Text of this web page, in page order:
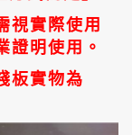
視實際使用
證明使用。
板實物為